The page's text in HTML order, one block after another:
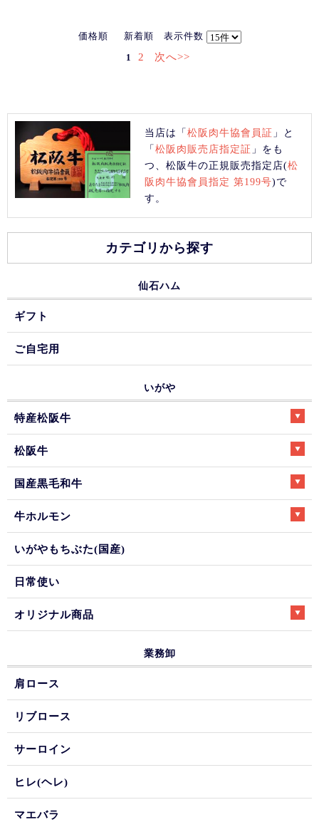
価格順 新着順 表示件数
1 2 次へ>>
当店は「松阪肉牛協會員証 」と
「松阪肉販売店指定証 」をも
つ、松阪牛の正規販売指定店(松
阪肉牛協會員指定 第199号)で
す。
カテゴリから探す
仙石ハム
ギフト
ご自宅用
いがや
特産松阪牛
松阪牛
国産黒毛和牛
牛ホルモン
いがやもちぶた(国産)
日常使い
オリジナル商品
業務卸
肩ロース
リブロース
サーロイン
ヒレ(ヘレ)
マエバラ